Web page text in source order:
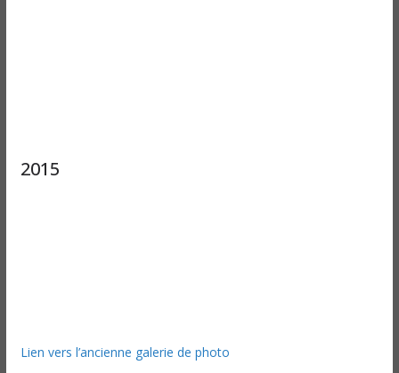
2015
Lien vers l’ancienne galerie de photo